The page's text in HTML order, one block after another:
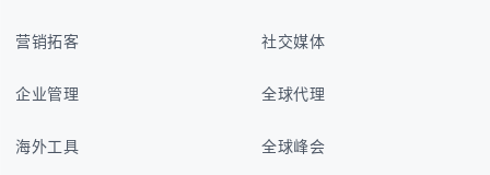
营销拓客
企业管理
海外工具
社交媒体
全球代理
全球峰会